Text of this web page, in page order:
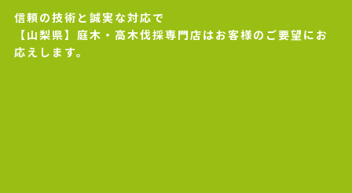
信頼の技術と誠実な対応で
【山梨県】庭木・高木伐採専門店はお客様のご要望にお
応えします。